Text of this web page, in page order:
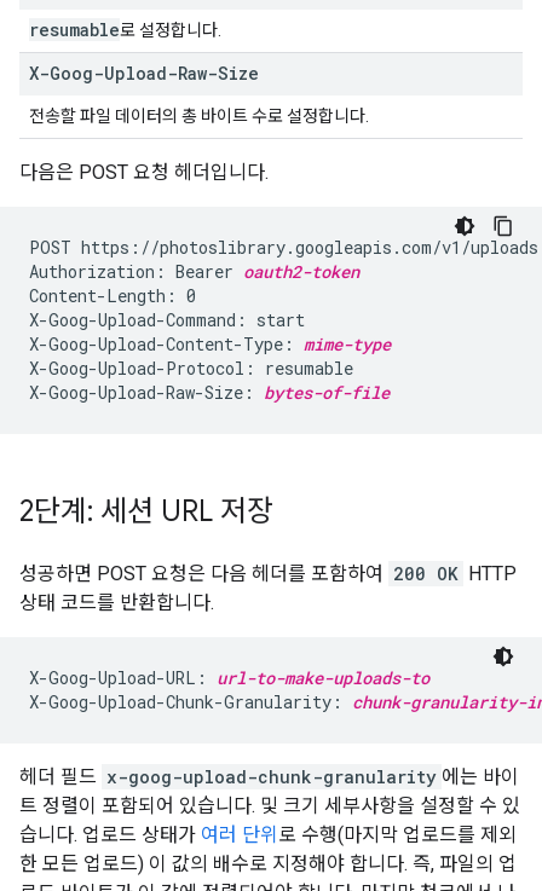
resumable로 설정합니다.
X-Goog-Upload-Raw-Size
전송할 파일 데이터의 총 바이트 수로 설정합니다.
다음은 POST 요청 헤더입니다.
POST https://photoslibrary.googleapis.com/v1/uploads
Authorization: Bearer oauth2-token
Content-Length: 0
X-Goog-Upload-Command: start
X-Goog-Upload-Content-Type: mime-type
X-Goog-Upload-Protocol: resumable
X-Goog-Upload-Raw-Size: bytes-of-file
2단계: 세션 URL 저장
성공하면 POST 요청은 다음 헤더를 포함하여 200 OK HTTP
상태 코드를 반환합니다.
X-Goog-Upload-URL: url-to-make-uploads-to
X-Goog-Upload-Chunk-Granularity: chunk-granularity-
헤더 필드 x-goog-upload-chunk-granularity 에는 바이
트 정렬이 포함되어 있습니다. 및 크기 세부사항을 설정할 수 있
습니다. 업로드 상태가 여러 단위 로 수행(마지막 업로드를 제외
한 모든 업로드) 이 값의 배수로 지정해야 합니다. 즉, 파일의 업